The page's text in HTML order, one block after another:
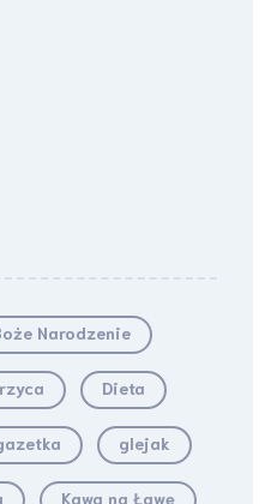
Narodzenie
Dieta
glejak
Kawa na Ławę